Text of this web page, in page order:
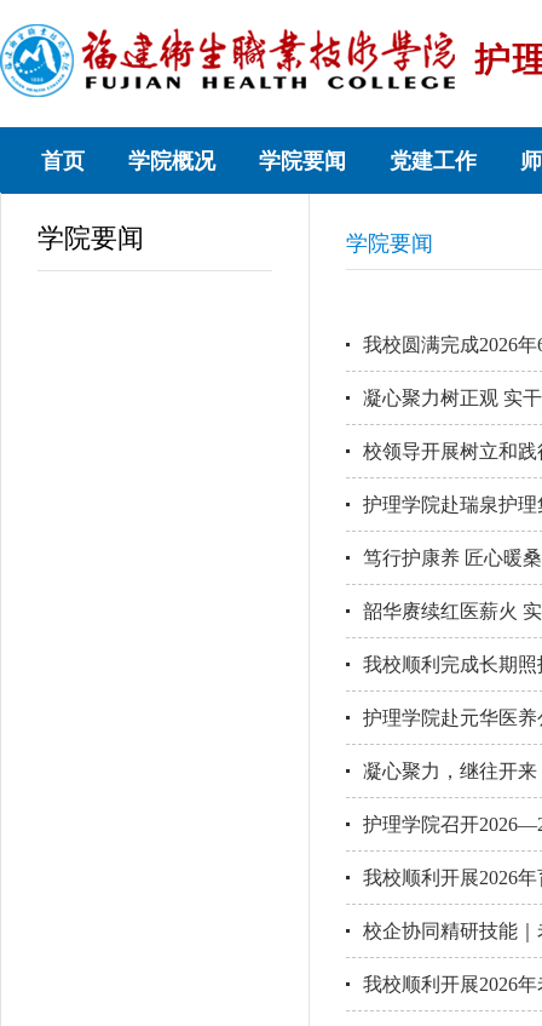
首页 学院概况 学院要闻 党建工作
学院要闻 学院要闻
我校圆满完成2026
凝心聚力树正观 实
校领导开展树立和
护理学院赴瑞泉护
笃行护康养 匠心暖
韶华赓续红医薪火
我校顺利完成长期
护理学院赴元华医
凝心聚力，继往开
护理学院召开
我校顺利开展2026
校企协同精研技能
我校顺利开展2026